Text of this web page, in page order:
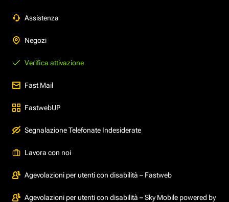
Assistenza
Negozi
Verifica attivazione
Fast Mail
FastwebUP
Segnalazione Telefonate Indesiderate
Lavora con noi
Agevolazioni per utenti con disabilità – Fastweb
Agevolazioni per utenti con disabilità – Sky Mobile powered by